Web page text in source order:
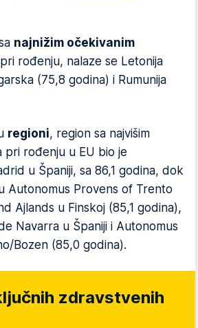
najnižim očekivanim
pri rođenju, nalaze se Letonija
(75,8 godina) i Rumunija
regioni, region sa najvišim
pri rođenju u EU bio je
u Španiji, sa 86,1 godina, dok
Autonomus Provens of Trento
Ajlands u Finskoj (85,1 godina),
Navarra u Španiji i Autonomus
Bozen (85,0 godina).
zdravstvenih